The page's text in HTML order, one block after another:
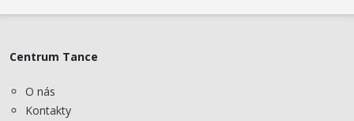
Centrum Tance
O nás
Kontakty